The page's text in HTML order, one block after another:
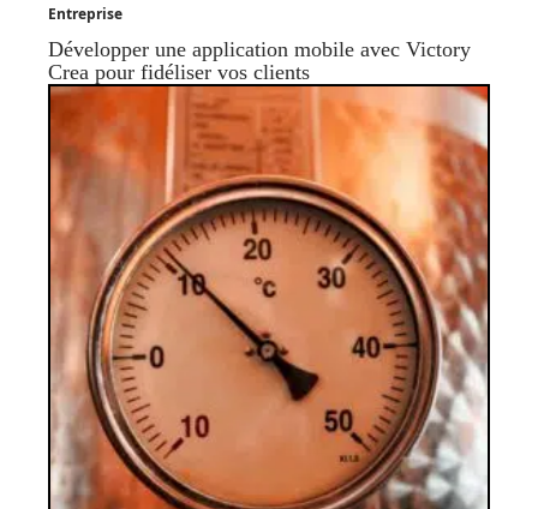
Entreprise
Développer une application mobile avec Victory
Crea pour fidéliser vos clients